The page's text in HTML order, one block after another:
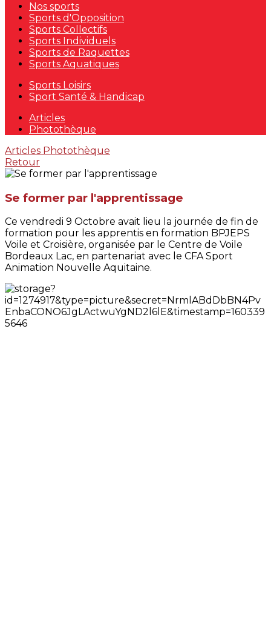
Nos sports
Sports d'Opposition
Sports Collectifs
Sports Individuels
Sports de Raquettes
Sports Aquatiques
Sports Loisirs
Sport Santé & Handicap
Articles
Photothèque
Articles Photothèque
Retour
Se former par l'apprentissage
Ce vendredi 9 Octobre avait lieu la journée de fin de
formation pour les apprentis en formation BPJEPS
Voile et Croisière, organisée par le Centre de Voile
Bordeaux Lac, en partenariat avec le CFA Sport
Animation Nouvelle Aquitaine.